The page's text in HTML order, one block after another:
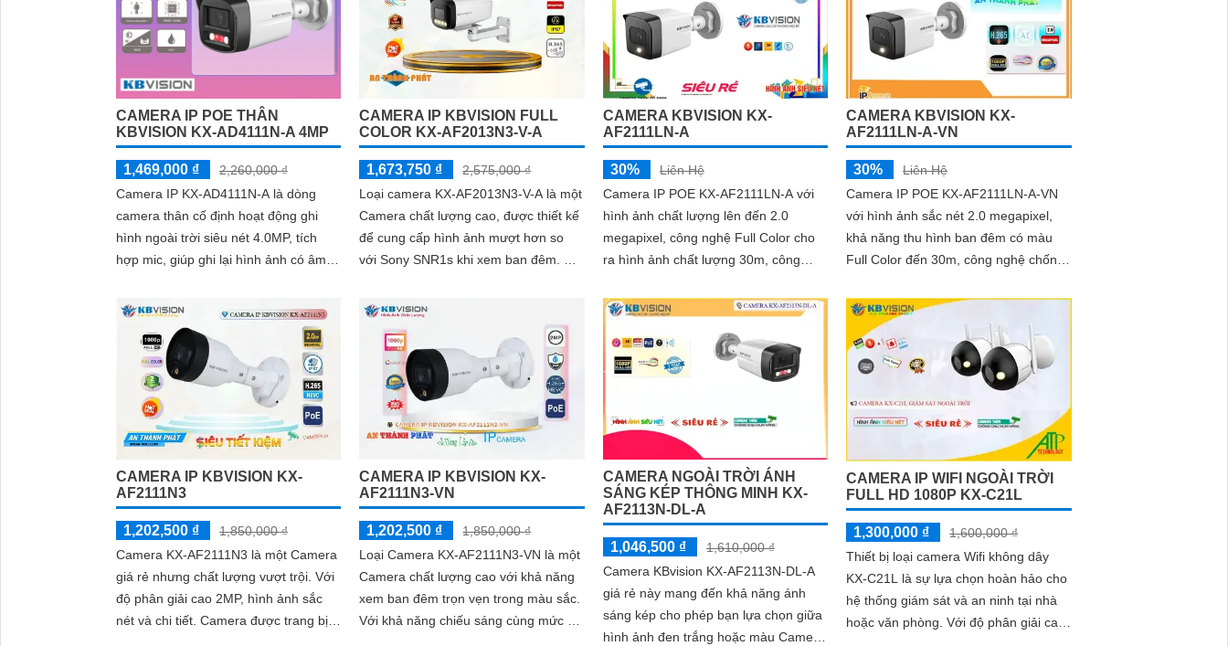
CAMERA IP POE THÂN
KBVISION KX-AD4111N-A 4MP
1,469,000 ₫
2,260,000 ₫
Camera IP KX-AD4111N-A là dòng
camera thân cố định hoạt động ghi
hình ngoài trời siêu nét 4.0MP, tích
hợp mic, giúp ghi lại hình ảnh có âm
CAMERA IP KBVISION FULL
COLOR KX-AF2013N3-V-A
1,673,750 ₫
2,575,000 ₫
Loại camera KX-AF2013N3-V-A là một
Camera chất lượng cao, được thiết kế
để cung cấp hình ảnh mượt hơn so
với Sony SNR1s khi xem ban đêm. Với
cách...
CAMERA KBVISION KX-
AF2111LN-A
30%
Liên Hệ
Camera IP POE KX-AF2111LN-A với
hình ảnh chất lượng lên đến 2.0
megapixel, công nghệ Full Color cho
ra hình ảnh chất lượng 30m, công
năng thu âm...
CAMERA KBVISION KX-
AF2111LN-A-VN
30%
Liên Hệ
Camera IP POE KX-AF2111LN-A-VN
với hình ảnh sắc nét 2.0 megapixel,
khả năng thu hình ban đêm có màu
Full Color đến 30m, công nghệ chống
và chuẩn chống nước - bụi bẩn IP67
CAMERA IP KBVISION KX-
AF2111N3
1,202,500 ₫
1,850,000 ₫
Camera KX-AF2111N3 là một Camera
giá rẻ nhưng chất lượng vượt trội. Với
độ phân giải cao 2MP, hình ảnh sắc
nét và chi tiết. Camera được trang bị
CAMERA IP KBVISION KX-
AF2111N3-VN
1,202,500 ₫
1,850,000 ₫
Loại Camera KX-AF2111N3-VN là một
Camera chất lượng cao với khả năng
xem ban đêm trọn vẹn trong màu sắc.
Với khả năng chiếu sáng cùng mức độ
CAMERA NGOÀI TRỜI ÁNH
SÁNG KÉP THÔNG MINH KX-
AF2113N-DL-A
1,046,500 ₫
1,610,000 ₫
Camera KBvision KX-AF2113N-DL-A
giá rẻ này mang đến khả năng ánh
sáng kép cho phép bạn lựa chọn giữa
hình ảnh đen trắng hoặc màu Camera
CAMERA IP WIFI NGOÀI TRỜI
FULL HD 1080P KX-C21L
1,300,000 ₫
1,600,000 ₫
Thiết bị loại camera Wifi không dây
KX-C21L là sự lựa chọn hoàn hảo cho
hệ thống giám sát và an ninh tại nhà
hoặc văn phòng. Với độ phân giải cao,